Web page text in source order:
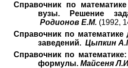
Справочник по
вузы. Решение
Родионов Е.М. (1992,
Справочник по
заведений. Цыпкин
Справочник по
формулы. Майсеня